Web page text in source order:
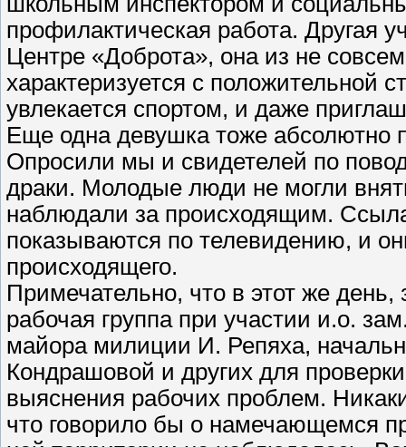
профилактическая работа. Другая
Центре «Доброта», она из не
характеризуется с положительной
увлекается спортом, и даже
Еще одна девушка тоже абсолютно
Опросили мы и свидетелей по
драки. Молодые люди не могли
наблюдали за происходящим.
показываются по телевидению, и
происходящего.
Примечательно, что в этот же
рабочая группа при участии и.о.
майора милиции И. Репяха,
Кондрашовой и других для
выяснения рабочих проблем.
что говорило бы о намечающемся